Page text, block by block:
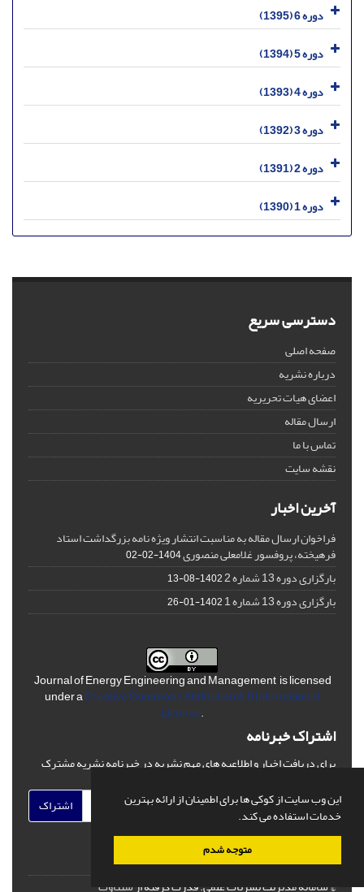
این وب سایت از کوکی ها برای اطمینان از ارائه بهترین
خدمات استفاده می کند.
متوجه شدم
دوره 6 (1395)
دوره 5 (1394)
دوره 4 (1393)
دوره 3 (1392)
دوره 2 (1391)
دوره 1 (1390)
دسترسی سریع
صفحه اصلی
درباره نشریه
اعضای هیات تحریریه
ارسال مقاله
تماس با ما
نقشه سایت
آخرین اخبار
فراخوان ارسال مقاله به مناسبت انتشار ویژه نامه بزرگداشت استاد
فرهیخته، پروفسور غلامعلی منصوری1404-02-02
بارگزاری دوره 13 شماره 2 1402-08-13
بارگزاری دوره 13 شماره 1 1402-01-26
Journal of Energy Engineering and Management is licensed
under aCreative Commons Attribution 4.0 International
License.
اشتراک خبرنامه
برای دریافت اخبار و اطلاعیه های مهم نشریه در خبرنامه نشریه مشترک
اشتراک
© سامانه مدیریت نشریات علمی.قدرت گرفته ازسیناوب